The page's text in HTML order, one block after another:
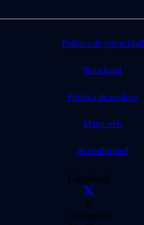
Política de privacidad
Nota legal
Política de cookies
Mapa web
Accesibilidad
Facebook
X
Instagram